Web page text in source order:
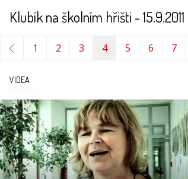
Klubík na školním hřišti - 15.9.2011
1 2 3 4 5 6 7
VIDEA